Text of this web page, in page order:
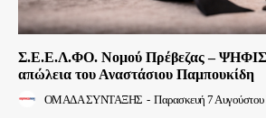
Σ.Ε.Ε.Λ.ΦΟ. Νομού Πρέβεζας –
απώλεια του Αναστάσιου Παμπουκίδη
ΟΜΑΔΑ ΣΥΝΤΑΞΗΣ - Παρασκευή 7